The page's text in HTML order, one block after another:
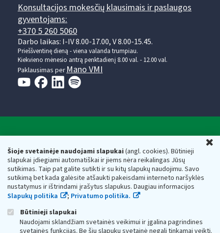
Šioje svetainėje naudojami slapukai(angl. cookies). Būtinieji
slapukai įdiegiami automatiškai ir jiems nėra reikalingas Jūsų
sutikimas. Taip pat galite sutikti ir su kitų slapukų naudojimu. Savo
sutikimą bet kada galėsite atšaukti pakeisdami interneto naršyklės
nustatymus ir ištrindami įrašytus slapukus. Daugiau informacijos
Slapukų politika
; Privatumo politika.
Būtinieji slapukai
Naudojami sklandžiam svetainės veikimui ir įgalina pagrindines
svetainės funkcijas. Be šių slapukų svetainė negali tinkamai veikti.
Konsultacijos mokesčių klausimais ir paslaugos
gyventojams:
+370 5 260 5060
Darbo laikas: I-IV 8.00-17.00, V 8.00-15.45.
Prieššventinę dieną - viena valanda trumpiau.
Kiekvieno mėnesio antrą penktadienį 8.00 val. - 12.00 val.
Paklausimas per Mano VMI
Respublikos finansų ministerijos
Biudžetinė įstaiga. Juridinio asmens kodas — 188659752,
adresas: Vasario 16-osios g. 14, 01107 Vilnius, Lietuva, el.paštas:
vmi@vmi.lt, E. pristatymo dėžutės adresas 188659752
Duomenys apie Valstybinę mokesčių inspekciją prie Lietuvos
Respublikos finansų ministerijos kaupiami ir saugomi Juridinių